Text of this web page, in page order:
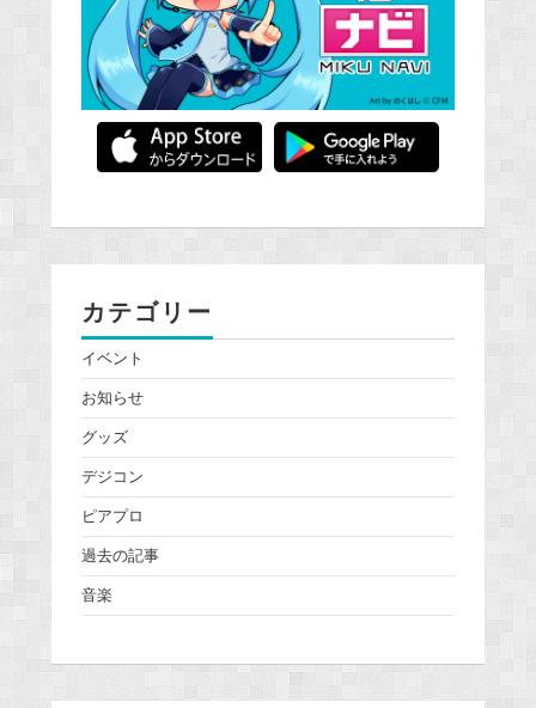
カテゴリー
イベント
お知らせ
グッズ
デジコン
ピアプロ
過去の記事
音楽